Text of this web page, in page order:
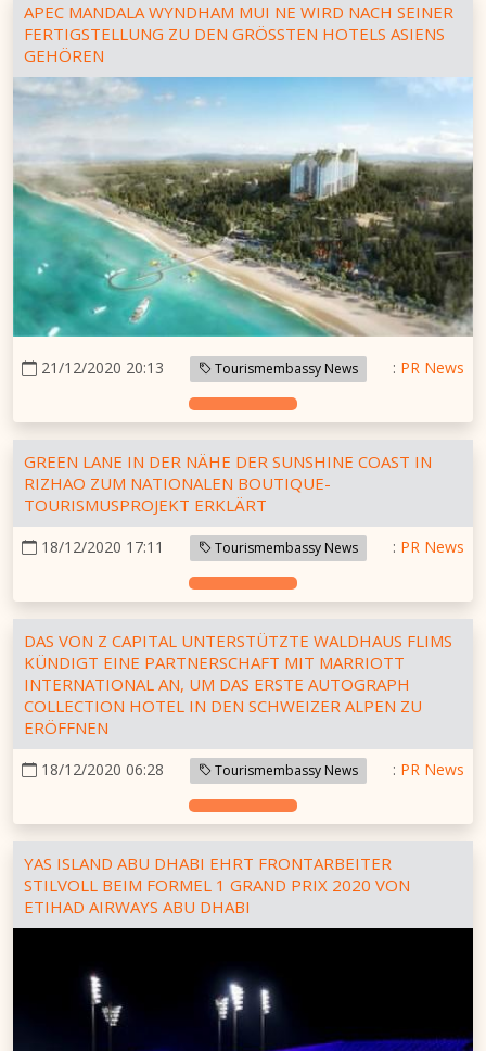
APEC MANDALA WYNDHAM MUI NE WIRD NACH SEINER
FERTIGSTELLUNG ZU DEN GRÖSSTEN HOTELS ASIENS G
EHÖREN
21/12/2020 20:13 Tourismembassy News : PR News
GREEN LANE IN DER NÄHE DER SUNSHINE COAST IN
RIZHAO ZUM NATIONALEN BOUTIQUE-
TOURISMUSPROJEKT ERKLÄRT
18/12/2020 17:11 Tourismembassy News : PR News
DAS VON Z CAPITAL UNTERSTÜTZTE WALDHAUS FLIMS
KÜNDIGT EINE PARTNERSCHAFT MIT MARRIOTT
INTERNATIONAL AN, UM DAS ERSTE AUTOGRAPH
COLLECTION HOTEL IN DEN SCHWEIZER ALPEN ZU
ERÖFFNEN
18/12/2020 06:28 Tourismembassy News : PR News
YAS ISLAND ABU DHABI EHRT FRONTARBEITER
STILVOLL BEIM FORMEL 1 GRAND PRIX 2020 VON
ETIHAD AIRWAYS ABU DHABI